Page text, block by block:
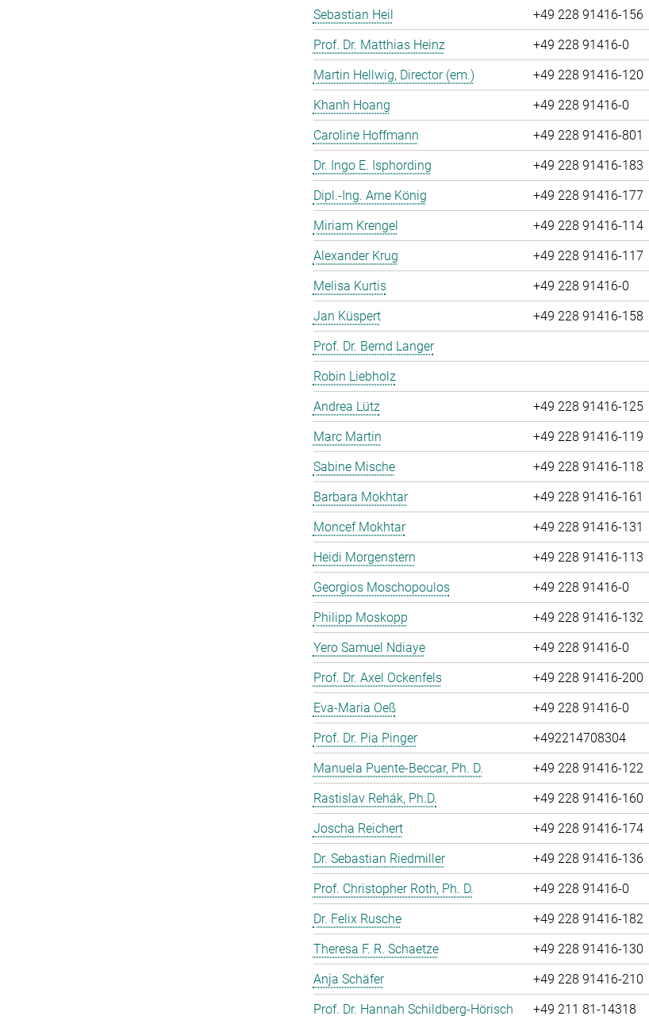
Sebastian Heil
+49 228 91416-156
Prof. Dr. Matthias Heinz
+49 228 91416-0
Martin Hellwig, Director (em.)
+49 228 91416-120
Khanh Hoang
+49 228 91416-0
Caroline Hoffmann
+49 228 91416-801
Dr. Ingo E. Isphording
+49 228 91416-183
Dipl.-Ing. Arne König
+49 228 91416-177
Miriam Krengel
+49 228 91416-114
Alexander Krug
+49 228 91416-117
Melisa Kurtis
+49 228 91416-0
Jan Küspert
+49 228 91416-158
Prof. Dr. Bernd Langer
Robin Liebholz
Andrea Lütz
+49 228 91416-125
Marc Martin
+49 228 91416-119
Sabine Mische
+49 228 91416-118
Barbara Mokhtar
+49 228 91416-161
Moncef Mokhtar
+49 228 91416-131
Heidi Morgenstern
+49 228 91416-113
Georgios Moschopoulos
+49 228 91416-0
Philipp Moskopp
+49 228 91416-132
Yero Samuel Ndiaye
+49 228 91416-0
Prof. Dr. Axel Ockenfels
+49 228 91416-200
Eva-Maria Oeß
+49 228 91416-0
Prof. Dr. Pia Pinger
+492214708304
Manuela Puente-Beccar, Ph. D.
+49 228 91416-122
Rastislav Rehák, Ph.D.
+49 228 91416-160
Joscha Reichert
+49 228 91416-174
Dr. Sebastian Riedmiller
+49 228 91416-136
Prof. Christopher Roth, Ph. D.
+49 228 91416-0
Dr. Felix Rusche
+49 228 91416-182
Theresa F. R. Schaetze
+49 228 91416-130
Anja Schäfer
+49 228 91416-210
Prof. Dr. Hannah Schildberg-Hörisch
+49 211 81-14318